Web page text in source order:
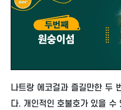
나트랑 에코걸과 즐길만한 두
다. 개인적인 호불호가 있을 수